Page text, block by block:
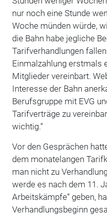
nur noch eine Stunde
Woche münden würde,
die Bahn habe jegliche
Tarifverhandlungen
Einmalzahlung erstmals
Mitglieder vereinbart.
Interesse der Bahn
Berufsgruppe mit EVG
Tarifverträge zu
wichtig.“
Vor den Gesprächen
dem monatelangen
man nicht zu
werde es nach dem 11.
Arbeitskämpfe“ geben,
Verhandlungsbeginn